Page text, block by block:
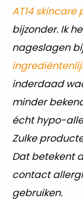
AT14
bijzonder. Ik
nageslagen
inderdaad
minder
écht hypo-
Zulke
Dat betekent
contact
gebruiken.